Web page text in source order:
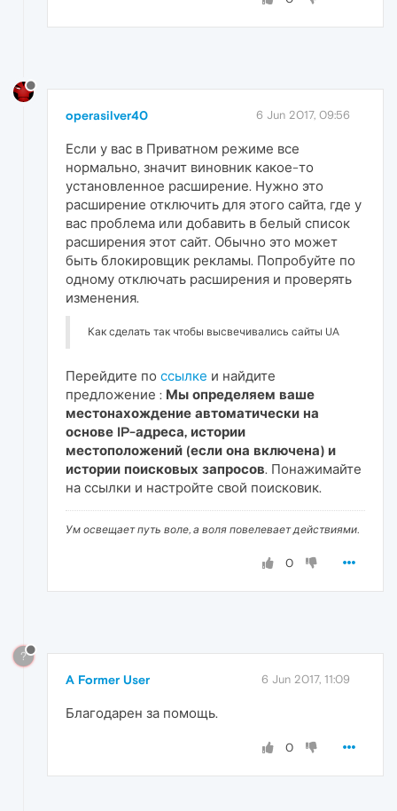
operasilver40 6 Jun 2017, 09:56
Если у вас в Приватном режиме все
нормально, значит виновник какое-то
установленное расширение. Нужно это
расширение отключить для этого сайта, где у
вас проблема или добавить в белый список
расширения этот сайт. Обычно это может
быть блокировщик рекламы. Попробуйте по
одному отключать расширения и проверять
изменения.
Как сделать так чтобы высвечивались сайты UA
Перейдите по ссылке и найдите
предложение : Мы определяем ваше
местонахождение автоматически на
основе IP-адреса, истории
местоположений (если она включена) и
истории поисковых запросов. Понажимайте
на ссылки и настройте свой поисковик.
Ум освещает путь воле, а воля повелевает действиями.
0
?
A Former User 6 Jun 2017, 11:09
Благодарен за помощь.
0